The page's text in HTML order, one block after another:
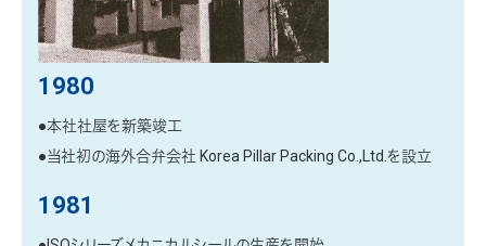
1980
●本社社屋を新築竣工
●当社初の海外合弁会社 Korea Pillar Packing Co.,Ltd.を設立
1981